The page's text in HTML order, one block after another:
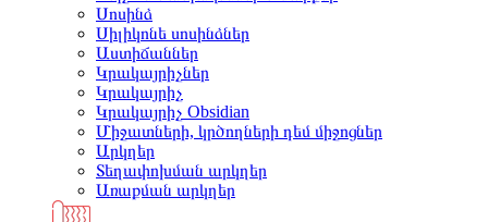
Սոսինձ
Սիլիկոնե սոսինձներ
Աստիճաններ
Կրակայրիչներ
Կրակայրիչ
Կրակայրիչ Obsidian
Միջատների, կրծողների դեմ միջոցներ
Արկղեր
Տեղափոխման արկղեր
Առաքման արկղեր